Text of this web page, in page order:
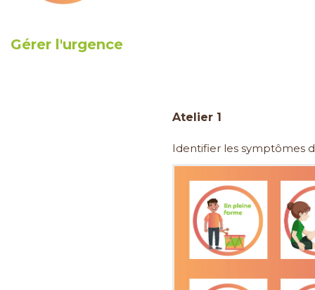
Gérer l'urgence
Atelier 1
Identifier les symptômes